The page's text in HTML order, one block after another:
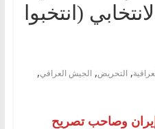
(انتخبوا
, التحريض, الجيش العراقي,
إيران وصاحب تصريح